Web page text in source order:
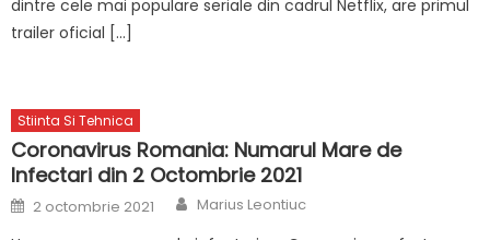
dintre cele mai populare seriale din cadrul Netflix, are primul
trailer oficial […]
Stiinta Si Tehnica
Coronavirus Romania: Numarul Mare de
Infectari din 2 Octombrie 2021
Posted
on
2 octombrie 2021 Author
Marius Leontiuc